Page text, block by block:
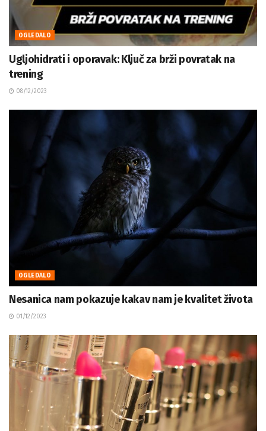
OGLEDALO
Ugljohidrati i oporavak: Ključ za brži povratak na
trening
08/12/2023
OGLEDALO
Nesanica nam pokazuje kakav nam je kvalitet života
01/12/2023